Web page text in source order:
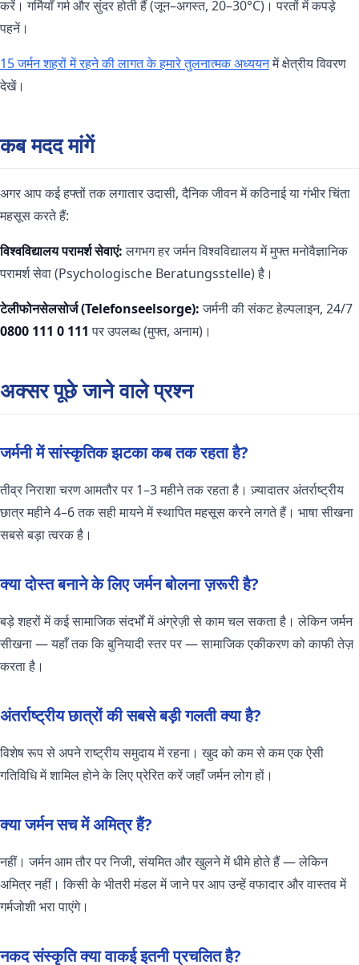
करें। गर्मियाँ गर्म और सुंदर होती हैं (जून–अगस्त, 20–30°C)। परतों में कपड़े
पहनें।
15 जर्मन शहरों में रहने की लागत के हमारे तुलनात्मक अध्ययनमें क्षेत्रीय विवरण
देखें।
कब मदद मांगें
अगर आप कई हफ्तों तक लगातार उदासी, दैनिक जीवन में कठिनाई या गंभीर चिंता
महसूस करते हैं:
विश्वविद्यालय परामर्श सेवाएं:लगभग हर जर्मन विश्वविद्यालय में मुफ्त मनोवैज्ञानिक
परामर्श सेवा (Psychologische Beratungsstelle) है।
टेलीफोनसेलसोर्ज (Telefonseelsorge):जर्मनी की संकट हेल्पलाइन, 24/7
0800 111 0 111 पर उपलब्ध (मुफ्त, अनाम)।
अक्सर पूछे जाने वाले प्रश्न
जर्मनी में सांस्कृतिक झटका कब तक रहता है?
तीव्र निराशा चरण आमतौर पर 1–3 महीने तक रहता है। ज़्यादातर अंतर्राष्ट्रीय
छात्र महीने 4–6 तक सही मायने में स्थापित महसूस करने लगते हैं। भाषा सीखना
सबसे बड़ा त्वरक है।
क्या दोस्त बनाने के लिए जर्मन बोलना ज़रूरी है?
बड़े शहरों में कई सामाजिक संदर्भों में अंग्रेज़ी से काम चल सकता है। लेकिन जर्मन
सीखना — यहाँ तक कि बुनियादी स्तर पर — सामाजिक एकीकरण को काफी तेज़
करता है।
अंतर्राष्ट्रीय छात्रों की सबसे बड़ी गलती क्या है?
विशेष रूप से अपने राष्ट्रीय समुदाय में रहना। खुद को कम से कम एक ऐसी
गतिविधि में शामिल होने के लिए प्रेरित करें जहाँ जर्मन लोग हों।
क्या जर्मन सच में अमित्र हैं?
नहीं। जर्मन आम तौर पर निजी, संयमित और खुलने में धीमे होते हैं — लेकिन
अमित्र नहीं। किसी के भीतरी मंडल में जाने पर आप उन्हें वफादार और वास्तव में
गर्मजोशी भरा पाएंगे।
नकद संस्कृति क्या वाकई इतनी प्रचलित है?